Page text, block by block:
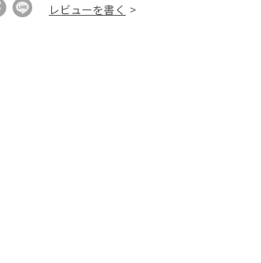
レビューを書く